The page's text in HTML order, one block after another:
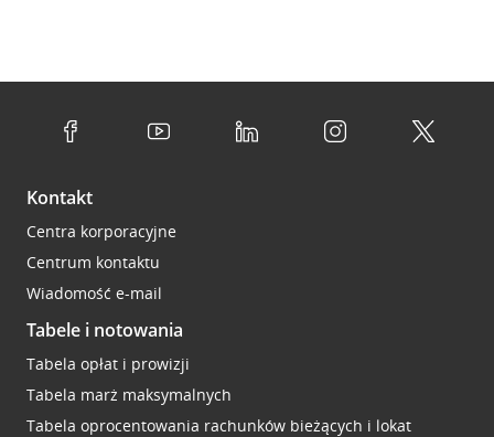
Kontakt
Centra korporacyjne
Centrum kontaktu
Wiadomość e-mail
Tabele i notowania
Tabela opłat i prowizji
Tabela marż maksymalnych
Tabela oprocentowania rachunków bieżących i lokat